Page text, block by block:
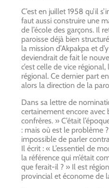
C’est en juillet 1958 qu’il
faut aussi construire une
de l’école des garçons. Il
paroisse déjà bien
la mission d’Akpakpa et
deviendrait de fait le
c’est celle de vice
régional. Ce dernier part
alors la direction de la
Dans sa lettre de
certainement encore avec
confrères. » C’était
: mais où est le problème
impossible de parler
Il écrit : « L’essentiel de
la référence qui m’était
que ferait-il ? » Il est
provincial et économe de